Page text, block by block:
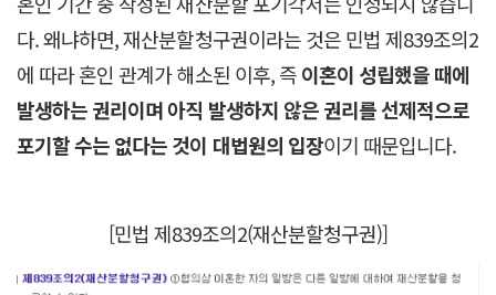
다. 왜냐하면, 재산분할청구권이라는 것은 민법 제839조의2
에 따라 혼인 관계가 해소된 이후, 즉이혼이 성립했을 때에
발생하는 권리이며 아직 발생하지 않은 권리를 선제적으로
포기할 수는 없다는 것이 대법원의 입장이기 때문입니다.
[민법 제839조의2(재산분할청구권)]